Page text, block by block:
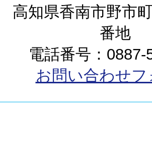
高知県香南市野市
番地
電話番号：0887-
お問い合わせフ